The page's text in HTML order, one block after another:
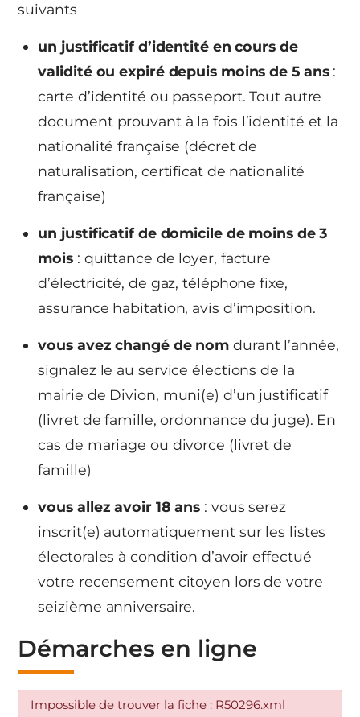
suivants
un justificatif d’identité en cours de
validité ou expiré depuis moins de 5 ans:
carte d’identité ou passeport. Tout autre
document prouvant à la fois l’identité et la
nationalité française (décret de
naturalisation, certificat de nationalité
française)
un justificatif de domicile de moins de 3
mois : quittance de loyer, facture
d’électricité, de gaz, téléphone fixe,
assurance habitation, avis d’imposition.
vous avez changé de nom durant l’année,
signalez le au service élections de la
mairie de Divion, muni(e) d’un justificatif
(livret de famille, ordonnance du juge). En
cas de mariage ou divorce (livret de
famille)
vous allez avoir 18 ans : vous serez
inscrit(e) automatiquement sur les listes
électorales à condition d’avoir effectué
votre recensement citoyen lors de votre
seizième anniversaire.
Démarches en ligne
Impossible de trouver la fiche : R50296.xml